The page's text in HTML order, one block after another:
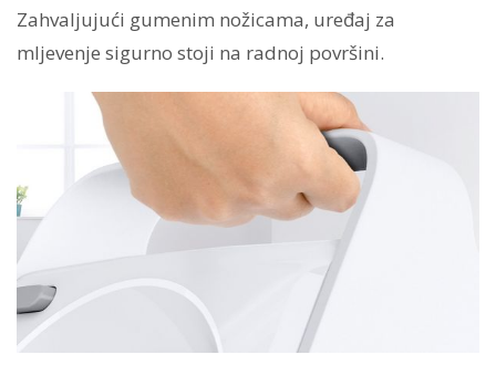
Zahvaljujući gumenim nožicama, uređaj za
mljevenje sigurno stoji na radnoj površini.